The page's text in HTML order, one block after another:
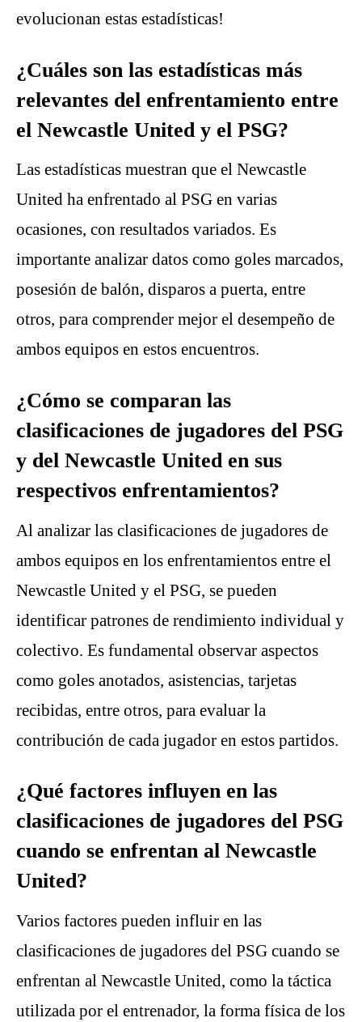
evolucionan estas estadísticas!
¿Cuáles son las estadísticas más
relevantes del enfrentamiento entre
el Newcastle United y el PSG?
Las estadísticas muestran que el Newcastle
United ha enfrentado al PSG en varias
ocasiones, con resultados variados. Es
importante analizar datos como goles marcados,
posesión de balón, disparos a puerta, entre
otros, para comprender mejor el desempeño de
ambos equipos en estos encuentros.
¿Cómo se comparan las
clasificaciones de jugadores del PSG
y del Newcastle United en sus
respectivos enfrentamientos?
Al analizar las clasificaciones de jugadores de
ambos equipos en los enfrentamientos entre el
Newcastle United y el PSG, se pueden
identificar patrones de rendimiento individual y
colectivo. Es fundamental observar aspectos
como goles anotados, asistencias, tarjetas
recibidas, entre otros, para evaluar la
contribución de cada jugador en estos partidos.
¿Qué factores influyen en las
clasificaciones de jugadores del PSG
cuando se enfrentan al Newcastle
United?
Varios factores pueden influir en las
clasificaciones de jugadores del PSG cuando se
enfrentan al Newcastle United, como la táctica
utilizada por el entrenador, la forma física de los